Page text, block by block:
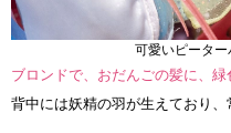
可愛いピータ
ブロンドで、おだんごの髪に、緑
背中には妖精の羽が生えており、